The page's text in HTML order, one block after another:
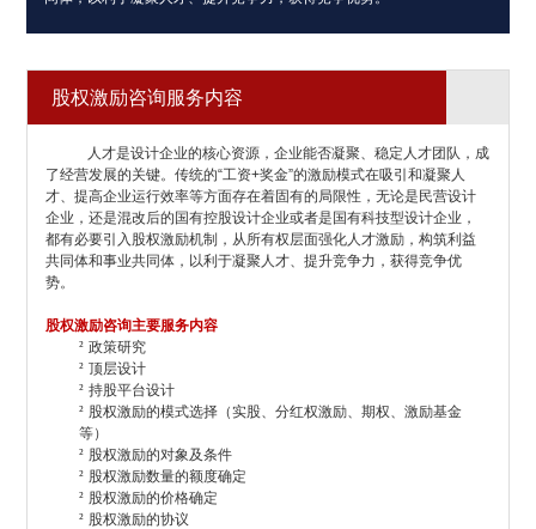
股权激励咨询服务内容
人才是设计企业的核心资源，企业能否凝聚、稳定人才团队，成
了经营发展的关键。传统的“工资+奖金”的激励模式在吸引和凝聚人
才、提高企业运行效率等方面存在着固有的局限性，无论是民营设计
企业，还是混改后的国有控股设计企业或者是国有科技型设计企业，
都有必要引入股权激励机制，从所有权层面强化人才激励，构筑利益
共同体和事业共同体，以利于凝聚人才、提升竞争力，获得竞争优
势。
股权激励咨询主要服务内容
² 政策研究
² 顶层设计
² 持股平台设计
² 股权激励的模式选择（实股、分红权激励、期权、激励基金
等）
² 股权激励的对象及条件
² 股权激励数量的额度确定
² 股权激励的价格确定
² 股权激励的协议